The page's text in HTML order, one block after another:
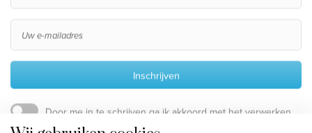
Inschrijven
Door me in te schrijven ga ik akkoord met het verwerken
van mijn persoonsgegevens, die beschreven staan in de